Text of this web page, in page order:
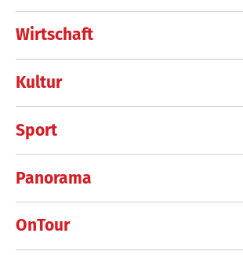
Wirtschaft
Kultur
Sport
Panorama
OnTour